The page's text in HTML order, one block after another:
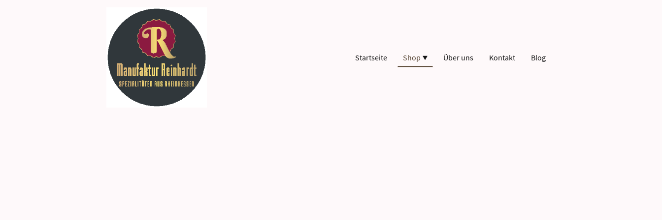
Startseite Shop Über uns Kontakt Blog